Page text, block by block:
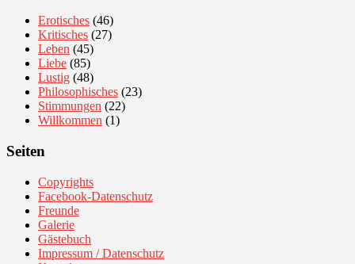
Erotisches (46)
Kritisches (27)
Leben (45)
Liebe (85)
Lustig (48)
Philosophisches (23)
Stimmungen (22)
Willkommen (1)
Seiten
Copyrights
Facebook-Datenschutz
Freunde
Galerie
Gästebuch
Impressum / Datenschutz